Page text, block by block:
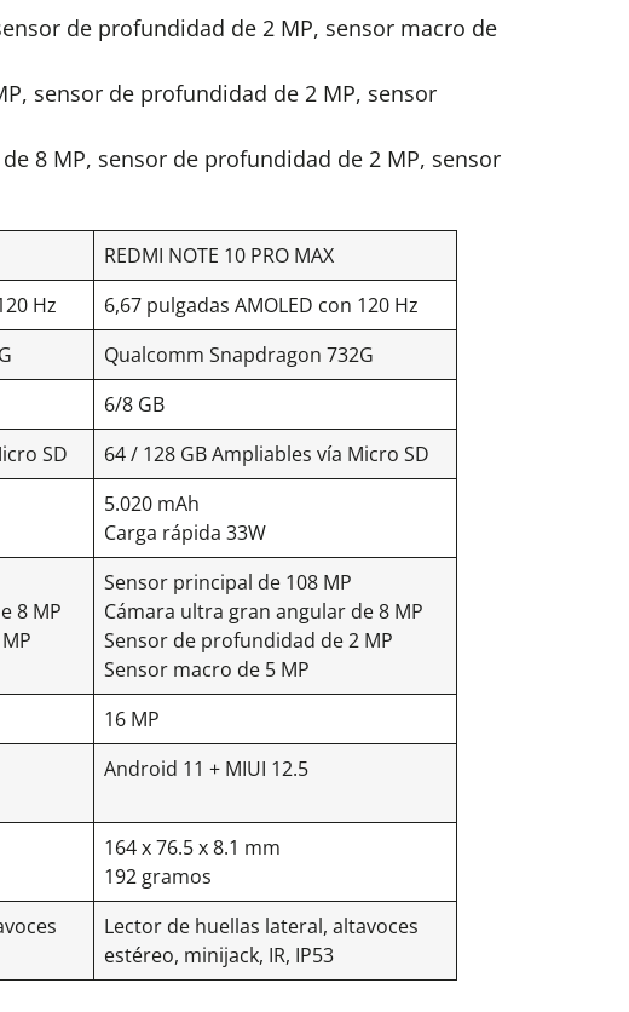
de profundidad de 2 MP, sensor macro de
sensor de profundidad de 2 MP, sensor
8 MP, sensor de profundidad de 2 MP, sensor
REDMI NOTE 10 PRO MAX
Hz
6,67 pulgadas AMOLED con 120 Hz
Qualcomm Snapdragon 732G
6/8 GB
SD
64 / 128 GB Ampliables vía Micro SD
5.020 mAh
Carga rápida 33W
8 MP
Sensor principal de 108 MP
Cámara ultra gran angular de 8 MP
Sensor de profundidad de 2 MP
Sensor macro de 5 MP
16 MP
Android 11 + MIUI 12.5
164 x 76.5 x 8.1 mm
192 gramos
Lector de huellas lateral, altavoces
estéreo, minijack, IR, IP53